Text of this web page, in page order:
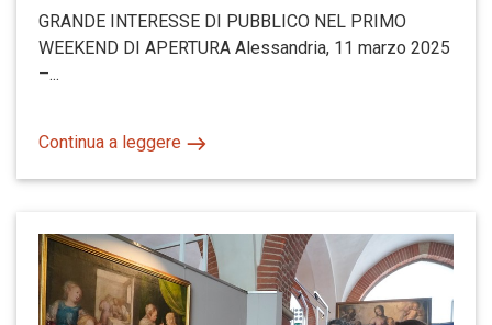
GRANDE INTERESSE DI PUBBLICO NEL PRIMO
WEEKEND DI APERTURA Alessandria, 11 marzo 2025
–...
Continua a leggere